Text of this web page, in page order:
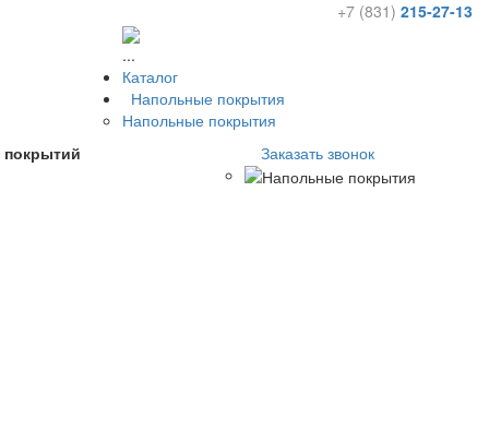
+7 (831) 215-27-13
покрытий
Заказать звонок
...
Каталог
Напольные покрытия
Напольные покрытия